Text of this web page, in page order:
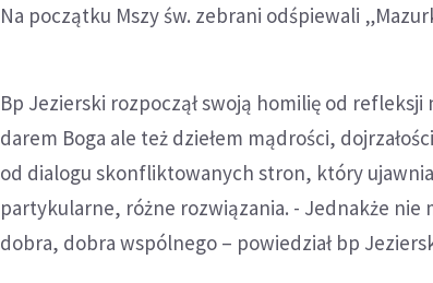
Na początku Mszy św. zebrani odśpiewali
Bp Jezierski rozpoczął swoją homilię od
darem Boga ale też dziełem mądrości,
od dialogu skonfliktowanych stron, który
partykularne, różne rozwiązania. - Jednakże nie
dobra, dobra wspólnego – powiedział bp